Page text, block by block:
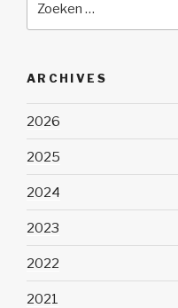
ARCHIVES
2026
2025
2024
2023
2022
2021